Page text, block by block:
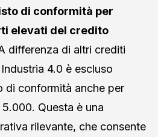
di conformità per
elevati del credito
differenza di altri crediti
4.0 è escluso
di conformità anche per
Questa è una
rilevante, che consente